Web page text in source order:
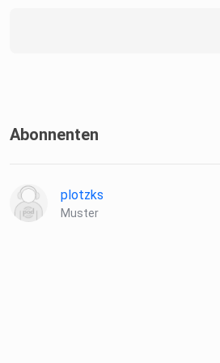
Abonnenten
plotzks
Muster